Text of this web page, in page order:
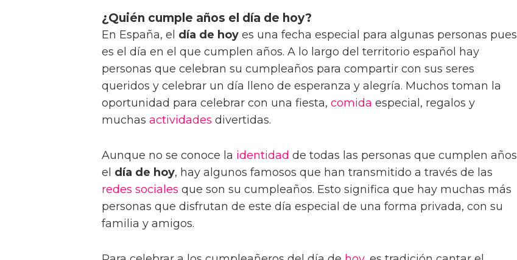
¿Quién cumple años el día de hoy?
En España, el día de hoy es una fecha especial para algunas personas pues
es el día en el que cumplen años. A lo largo del territorio español hay
personas que celebran su cumpleaños para compartir con sus seres
queridos y celebrar un día lleno de esperanza y alegría. Muchos toman la
oportunidad para celebrar con una fiesta, comida especial, regalos y
muchas actividades divertidas.
Aunque no se conoce la identidad de todas las personas que cumplen años
el día de hoy, hay algunos famosos que han transmitido a través de las
redes sociales que son su cumpleaños. Esto significa que hay muchas más
personas que disfrutan de este día especial de una forma privada, con su
familia y amigos.